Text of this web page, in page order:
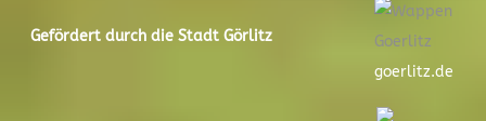
Gefördert durch die Stadt Görlitz
goerlitz.de